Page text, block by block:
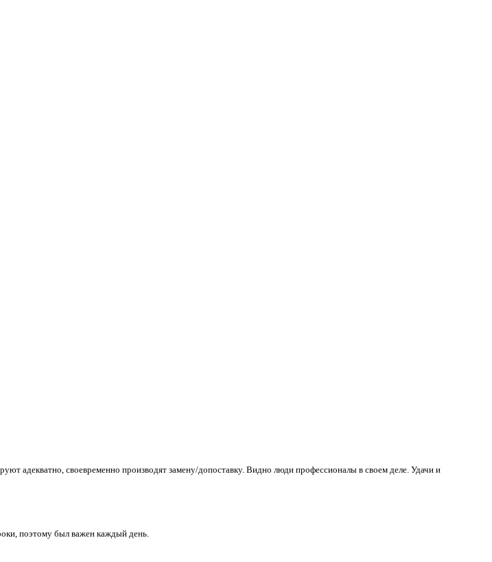
адекватно, своевременно производят замену/допоставку. Видно люди профессионалы в своем деле. Удачи и
поэтому был важен каждый день.